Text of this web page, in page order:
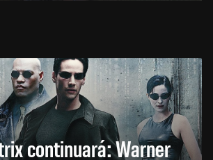
continuará: Warner